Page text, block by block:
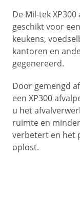
De Mil-tek
geschikt voor
keukens,
kantoren en
gegenereerd.
Door gemengd
een XP300
u het
ruimte en
verbetert en het
oplost.